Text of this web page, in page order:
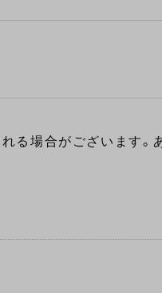
る場合がございます。